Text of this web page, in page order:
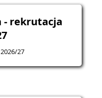
- rekrutacja
27